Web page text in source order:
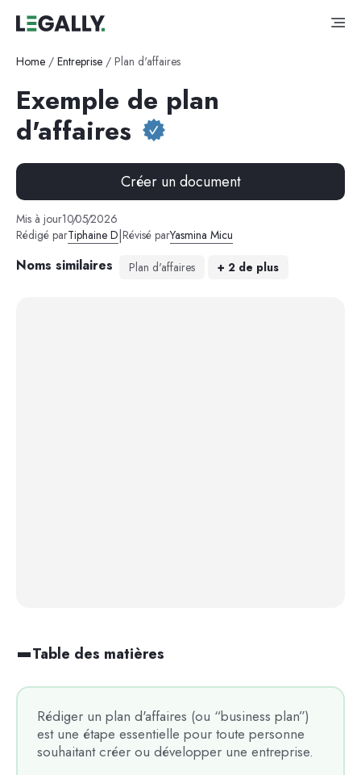
Home / Entreprise / Plan d'affaires
Exemple de plan
d'affaires
Créer un document
Mis à jour10/05/2026
Rédigé parTiphaine D|Révisé parYasmina Micu
Noms similaires Plan d'affaires + 2 de plus
Rédiger un plan d'affaires (ou “business plan”)
est une étape essentielle pour toute personne
souhaitant créer ou développer une entreprise.
Table des matières